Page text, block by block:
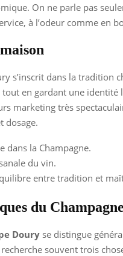
On ne parle pas
à l’odeur comme en
s’inscrit dans la tradition
en gardant une identité
marketing très
dosage.
dans la Champagne.
du vin.
entre tradition et
du
Doury se distingue
souvent trois